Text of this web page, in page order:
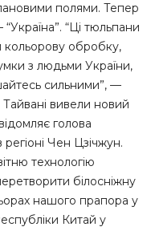
полями. Тепер
“Україна”. “Ці тюльпани
кольорову обробку,
з людьми України,
сильними”, —
Тайвані вивели новий
голова
регіоні Чен Цзічжун.
технологію
білосніжну
нашого прапора у
Китай у